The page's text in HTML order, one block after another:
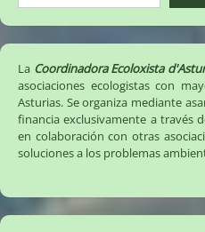
La Coordinadora Ecoloxista
asociaciones ecologistas con
Asturias. Se organiza mediante
financia exclusivamente a través
en colaboración con otras
soluciones a los problemas